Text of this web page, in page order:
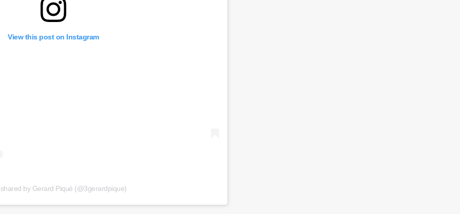
View this post on Instagram
by Gerard Piqué (@3gerardpique)